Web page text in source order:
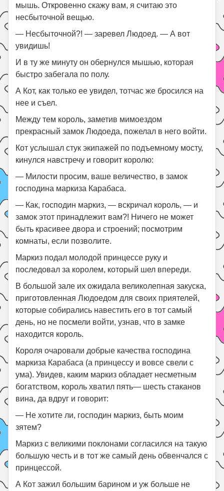
мышь. Откровенно скажу вам, я считаю это
несбыточной вещью.
— Несбыточной?! — заревел Людоед. — А вот
увидишь!
И в ту же минуту он обернулся мышью, которая
быстро забегала по полу.
А Кот, как только ее увидел, тотчас же бросился на
нее и съел.
Между тем король, заметив мимоездом
прекрасный замок Людоеда, пожелал в него войти.
Кот услышал стук экипажей по подъемному мосту,
кинулся навстречу и говорит королю:
— Милости просим, ваше величество, в замок
господина маркиза Карабаса.
— Как, господин маркиз, — вскричал король, — и
замок этот принадлежит вам?! Ничего не может
быть красивее двора и строений; посмотрим
комнаты, если позволите.
Маркиз подал молодой принцессе руку и
последовал за королем, который шел впереди.
В большой зале их ожидала великолепная закуска,
приготовленная Людоедом для своих приятелей,
которые собирались навестить его в тот самый
день, но не посмели войти, узнав, что в замке
находится король.
Короля очаровали добрые качества господина
маркиза Карабаса (а принцессу и вовсе свели с
ума). Увидев, каким маркиз обладает несметным
богатством, король хватил пять— шесть стаканов
вина, да вдруг и говорит:
— Не хотите ли, господин маркиз, быть моим
зятем?
Маркиз с великими поклонами согласился на такую
большую честь и в тот же самый день обвенчался с
принцессой.
А Кот зажил большим барином и уж больше не